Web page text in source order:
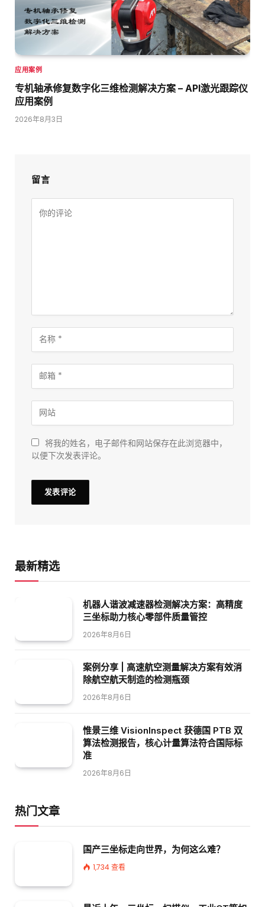
应用案例
专机轴承修复数字化三维检测解决方案 – API激光跟踪仪
应用案例
2026年8月3日
留言
将我的姓名，电子邮件和网站保存在此浏览器中，
以便下次发表评论。
最新精选
机器人谐波减速器检测解决方案：高精度
三坐标助力核心零部件质量管控
2026年8月6日
案例分享 | 高速航空测量解决方案有效消
除航空航天制造的检测瓶颈
2026年8月6日
惟景三维 VisionInspect 获德国 PTB 双
算法检测报告，核心计量算法符合国际标
准
2026年8月6日
热门文章
国产三坐标走向世界，为何这么难？
1,734查看